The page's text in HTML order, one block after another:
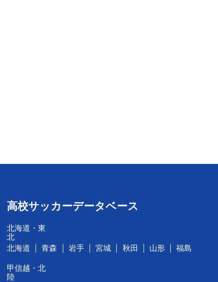
高校サッカーデータベース
北海道・東
北
北海道
青森 岩手 宮城 秋田 山形 福島
甲信越・北
陸